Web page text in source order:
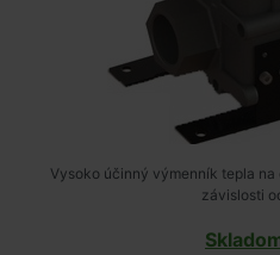
Vysoko účinný výmenník tepla
závislosti